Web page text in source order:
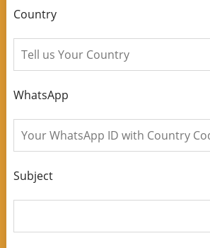
Country
WhatsApp
Subject